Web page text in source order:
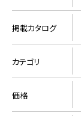
掲載カタログ
カテゴリ
価格